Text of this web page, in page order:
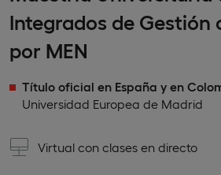
Integrados de Gestión
por MEN
Título oficial en España y en
Universidad Europea de Madrid
Virtual con clases en directo